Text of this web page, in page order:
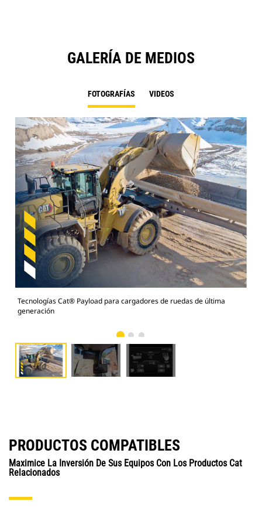
GALERÍA DE MEDIOS
FOTOGRAFÍAS VIDEOS
Tecnologías Cat® Payload para cargadores de ruedas de última
generación
PRODUCTOS COMPATIBLES
Maximice La Inversión De Sus Equipos Con Los Productos Cat
Relacionados